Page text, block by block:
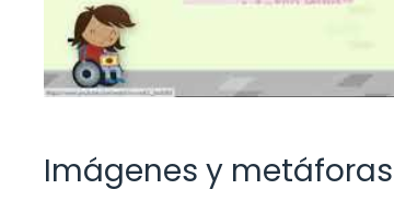
Imágenes y metáforas